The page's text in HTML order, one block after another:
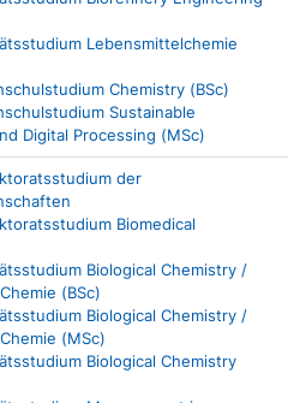
Lebensmittelchemie
Chemistry (BSc)
Sustainable
Digital Processing (MSc)
der
Biomedical
Biological Chemistry /
(BSc)
Biological Chemistry /
(MSc)
Biological Chemistry